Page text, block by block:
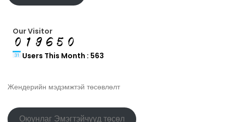
Our Visitor
Users This Month : 563
Жендерийн мэдэмжтэй төсөвлөлт
Оюунлаг Эмэгтэйчүүд төсөл